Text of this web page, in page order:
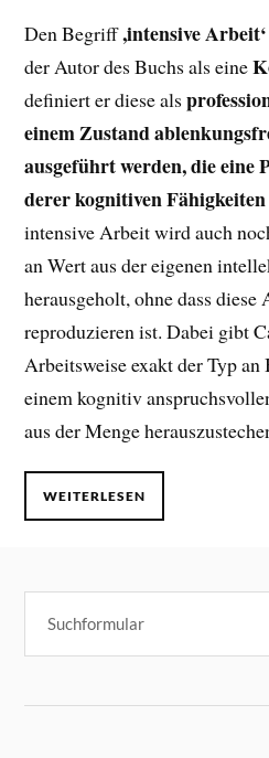
Den Begriff,intensive
der Autor des Buchs als eine
definiert er diese als
einem Zustand
ausgeführt werden, die eine
derer kognitiven
intensive Arbeit wird auch
an Wert aus der eigenen
herausgeholt, ohne dass
reproduzieren ist. Dabei gibt
Arbeitsweise exakt der Typ
einem kognitiv
aus der Menge
WEITERLESEN